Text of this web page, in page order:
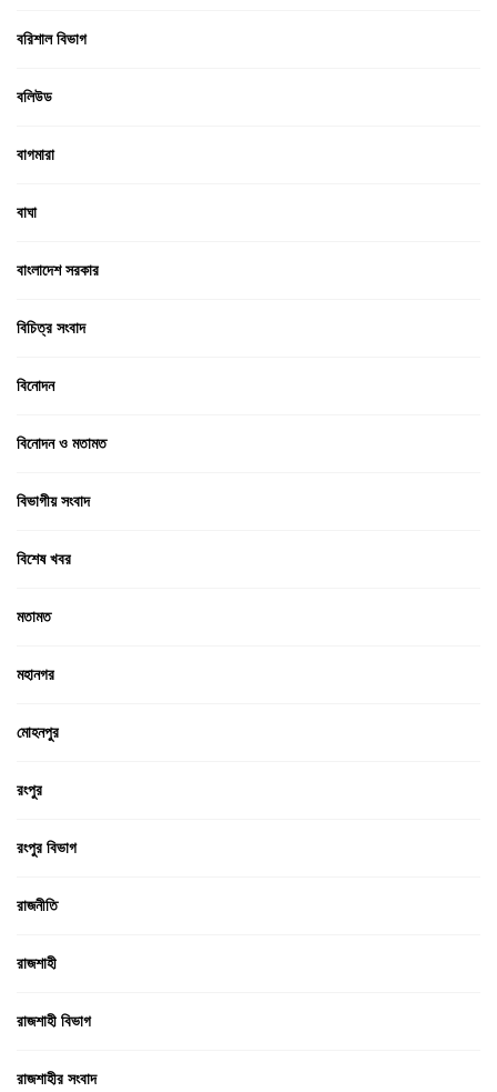
বরিশাল বিভাগ
বলিউড
বাগমারা
বাঘা
বাংলাদেশ সরকার
বিচিত্র সংবাদ
বিনোদন
বিনোদন ও মতামত
বিভাগীয় সংবাদ
বিশেষ খবর
মতামত
মহানগর
মোহনপুর
রংপুর
রংপুর বিভাগ
রাজনীতি
রাজশাহী
রাজশাহী বিভাগ
রাজশাহীর সংবাদ